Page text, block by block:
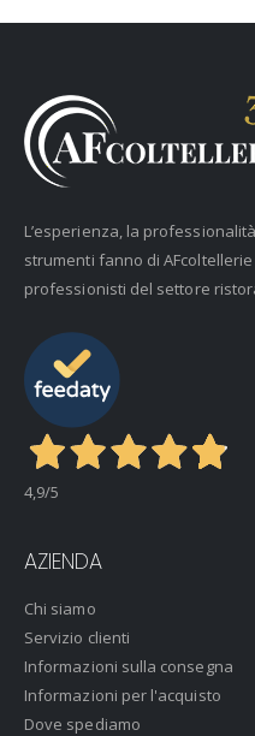
L’esperienza, la
strumenti fanno di
professionisti del settore
4,9/5
AZIENDA
Chi siamo
Servizio clienti
Informazioni sulla consegna
Informazioni per l'acquisto
Dove spediamo